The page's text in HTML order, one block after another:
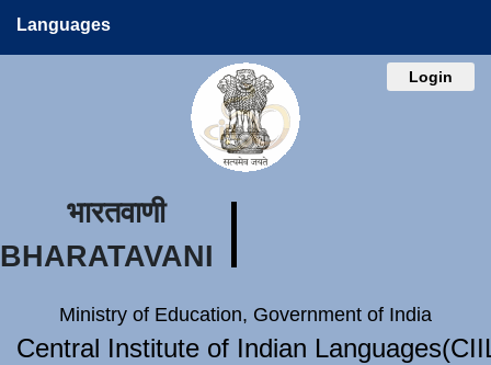
Languages
Login
भारतवाणी
BHARATAVANI
Ministry of Education, Government of India
Central Institute of Indian